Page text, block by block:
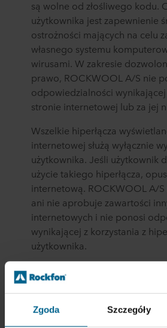
Zgoda Szczegóły
są wolne od złośliwego kodu.
użytkownika jest zapewnienie
ostrożności mających na celu
własnego systemu
wirusami. W zakresie
prawo, ROCKWOOL A/S nie
odpowiedzialności wynikającej
stronie internetowej lub za jej
Wszelkie hiperłącza
internetowej służą wyłącznie
użytkownika. Jeśli użytkownik
użycie takiego hiperłącza,
internetową. ROCKWOOL A/
ani nie aprobuje zawartości
internetowych i nie ponosi
wynikającej z korzystania z
użytkownika.
Znaki handlowe
ROCKWOOL Rockfon,
Lapinus i/lub nazwy innych